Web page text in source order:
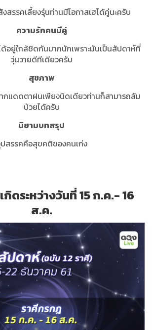
สรรคเลี้ยงรุ่นท่านมีโอกาสเฮได้คู่นะครับ
ความรักคนมีคู่
ด้อยู่ใกล้ชิดกันมากนักเพราะมันเป็นสัปดาห์ที่
วุ่นวายดีทีเดียวครับ
สุขภาพ
กแดดตาฝนเพียงนิดเดียวท่านก็สามารถล้ม
ป่วยได้ครับ
นิยามบทสรุป
สรรคคือสุขคติของคนเก่ง
ดระหว่างวันที่ 15 ก.ค.- 16
ส.ค.